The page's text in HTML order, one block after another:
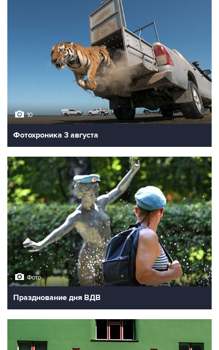
10
Фотохроника 3 августа
Фото
Празднование дня ВДВ